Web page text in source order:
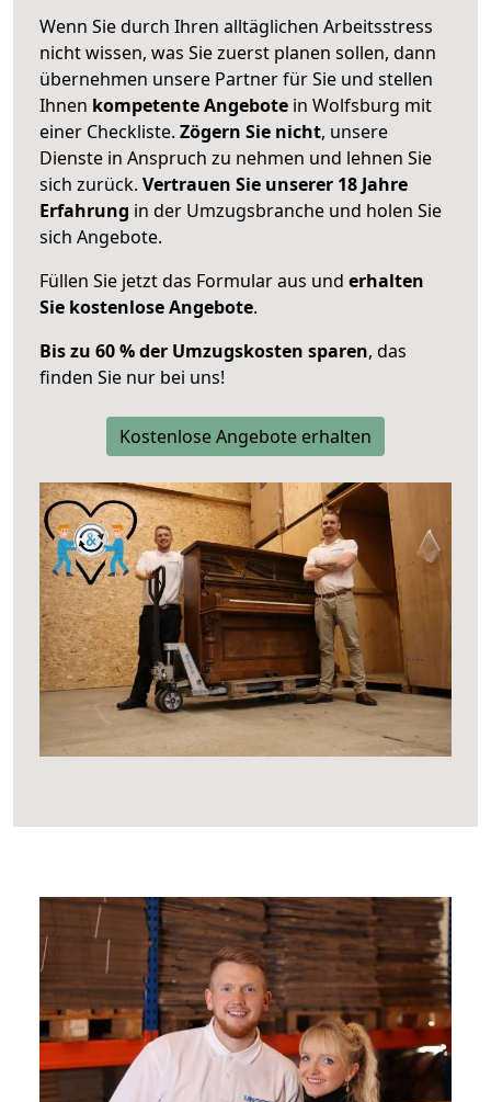
Wenn Sie durch Ihren alltäglichen Arbeitsstress
nicht wissen, was Sie zuerst planen sollen, dann
übernehmen unsere Partner für Sie und stellen
Ihnen kompetente Angebote in Wolfsburg mit
einer Checkliste. Zögern Sie nicht, unsere
Dienste in Anspruch zu nehmen und lehnen Sie
sich zurück. Vertrauen Sie unserer 18 Jahre
Erfahrung in der Umzugsbranche und holen Sie
sich Angebote.
Füllen Sie jetzt das Formular aus und erhalten
Sie kostenlose Angebote.
Bis zu 60 % der Umzugskosten sparen, das
finden Sie nur bei uns!
Kostenlose Angebote erhalten